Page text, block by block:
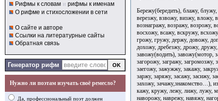
Рифмы к словам и рифмы к именам
О рифме и стихосложении в сети
О сайте и авторе
Ссылки на литературные сайты
Обратная связь
Генератор рифм
Нужно ли поэтам изучать своё ремесло?
Да, профессиональный поэт должен
Бережу(бередить), блажу,
верезжу, взвожу, визжу, вложу,
вознагражу, возражу, возрожу,
восхожу, всажу, вскружу,
грожу, гружу, держу, довожу,
дохожу, дребезжу, дрожу,
завожу(водить), завожу(мотор,
загорожу, загражу, загромозжу,
заегожу, зажужжу, закажу,
заржу, заряжу, засажу, засижу,
захожу, зачажу,знакомство…),
кажу, кружу, лежу, лижу, лужу,
наворожу, наврежу, навяжу,